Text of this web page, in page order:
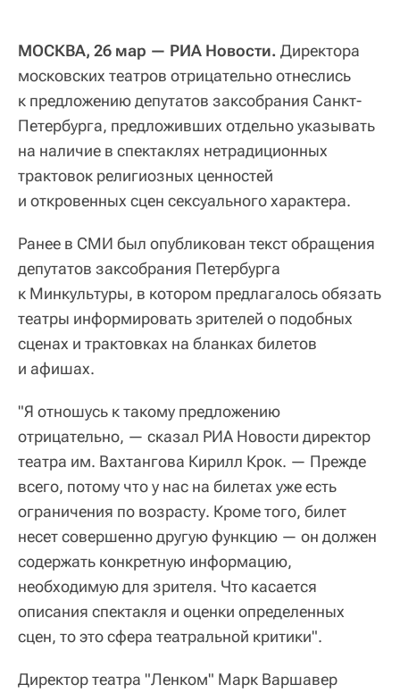
МОСКВА, 26 мар — РИА Новости. Директора
московских театров отрицательно отнеслись
к предложению депутатов заксобрания Санкт-
Петербурга, предложивших отдельно указывать
на наличие в спектаклях нетрадиционных
трактовок религиозных ценностей
и откровенных сцен сексуального характера.
Ранее в СМИ был опубликован текст обращения
депутатов заксобрания Петербурга
к Минкультуры, в котором предлагалось обязать
театры информировать зрителей о подобных
сценах и трактовках на бланках билетов
и афишах.
"Я отношусь к такому предложению
отрицательно, — сказал РИА Новости директор
театра им. Вахтангова Кирилл Крок. — Прежде
всего, потому что у нас на билетах уже есть
ограничения по возрасту. Кроме того, билет
несет совершенно другую функцию — он должен
содержать конкретную информацию,
необходимую для зрителя. Что касается
описания спектакля и оценки определенных
сцен, то это сфера театральной критики".
Директор театра "Ленком" Марк Варшавер